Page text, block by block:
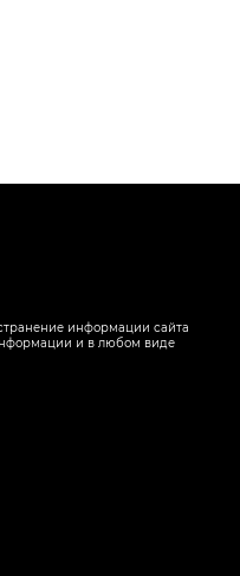
информации сайта
и в любом виде